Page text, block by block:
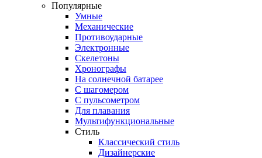
Популярные
Умные
Механические
Противоударные
Электронные
Скелетоны
Хронографы
На солнечной батарее
С шагомером
С пульсометром
Для плавания
Мультифункциональные
Стиль
Классический стиль
Дизайнерские